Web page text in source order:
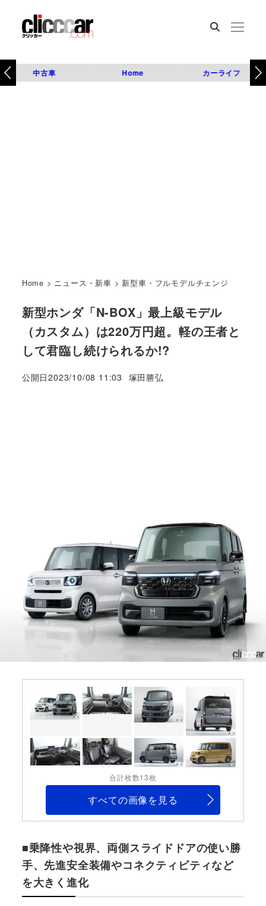
中古車 Home カーライフ
Home > ニュース・新車 > 新型車・フルモデルチェンジ
新型ホンダ「N-BOX」最上級モデル
（カスタム）は220万円超。軽の王者と
して君臨し続けられるか!?
公開日2023/10/08 11:03
著
塚田勝弘
合計枚数13枚
すべての画像を見る
■乗降性や視界、両側スライドドアの使い勝
手、先進安全装備やコネクティビティなど
を大きく進化